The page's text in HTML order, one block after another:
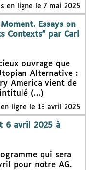
en ligne le 7 mai 2025
Essays on
Contexts" par Carl
ouvrage que
Alternative :
America vient de
(…)
ligne le 13 avril 2025
6 avril 2025 à
qui sera
pour notre AG.